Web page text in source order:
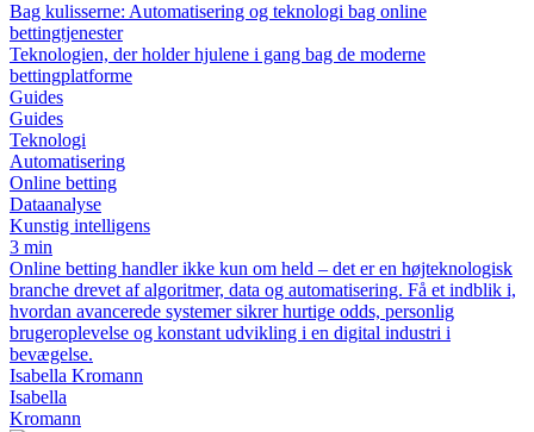
Bag kulisserne: Automatisering og teknologi bag online
bettingtjenester
Teknologien, der holder hjulene i gang bag de moderne
bettingplatforme
Guides
Guides
Teknologi
Automatisering
Online betting
Dataanalyse
Kunstig intelligens
3 min
Online betting handler ikke kun om held – det er en højteknologisk
branche drevet af algoritmer, data og automatisering. Få et indblik i,
hvordan avancerede systemer sikrer hurtige odds, personlig
brugeroplevelse og konstant udvikling i en digital industri i
bevægelse.
Isabella Kromann
Isabella
Kromann